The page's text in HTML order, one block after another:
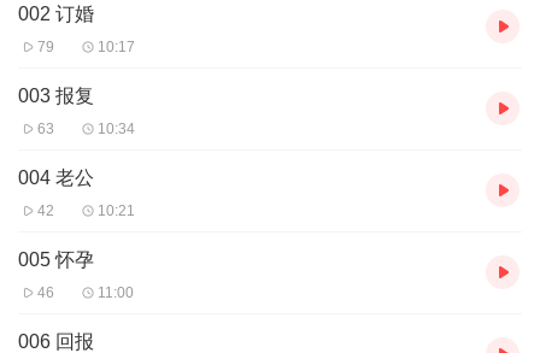
主播：汤汤 tj、公子幽_、月影流年声、鈡魚、夜月妖铃、暖暖姐姐
002 订婚
79 10:17
003 报复
63 10:34
004 老公
42 10:21
005 怀孕
46 11:00
006 回报